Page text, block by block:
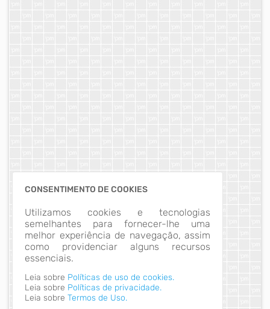
CONSENTIMENTO DE COOKIES
Utilizamos cookies e tecnologias
semelhantes para fornecer-lhe uma
melhor experiência de navegação, assim
como providenciar alguns recursos
essenciais.
Leia sobre Políticas de uso de cookies.
Leia sobre Políticas de privacidade.
Leia sobre Termos de Uso.